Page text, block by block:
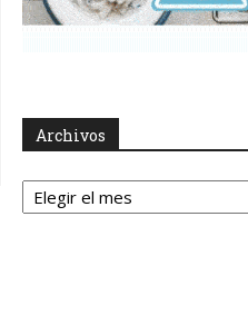
Archivos
Archivos